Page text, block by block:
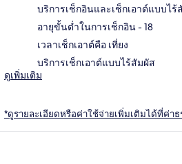
บริการเช็กอินและเช็กเอาต์แบบไร้
อายุขั้นต่ำในการเช็กอิน - 18
เวลาเช็กเอาต์คือ เที่ยง
บริการเช็กเอาต์แบบไร้สัมผัส
ดูเพิ่มเติม
*ดูรายละเอียดหรือค่าใช้จ่ายเพิ่มเติมได้ที่ค่า